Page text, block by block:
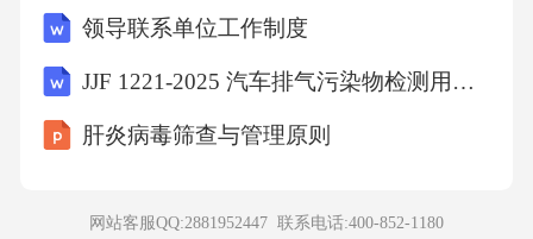
领导联系单位工作制度
JJF 1221-2025 汽车排气污染物检测用底盘测功机校准规范
肝炎病毒筛查与管理原则
网站客服QQ:2881952447 联系电话:400-852-1180